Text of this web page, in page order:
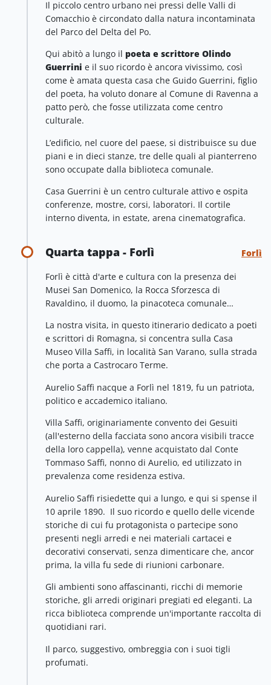
Il piccolo centro urbano nei pressi delle Valli di
Comacchio è circondato dalla natura incontaminata
del Parco del Delta del Po.
Qui abitò a lungo il poeta e scrittore Olindo
Guerrini e il suo ricordo è ancora vivissimo, così
come è amata questa casa che Guido Guerrini, figlio
del poeta, ha voluto donare al Comune di Ravenna a
patto però, che fosse utilizzata come centro
culturale.
L’edificio, nel cuore del paese, si distribuisce su due
piani e in dieci stanze, tre delle quali al pianterreno
sono occupate dalla biblioteca comunale.
Casa Guerrini è un centro culturale attivo e ospita
conferenze, mostre, corsi, laboratori. Il cortile
interno diventa, in estate, arena cinematografica.
Quarta tappa - Forlì Forlì
Forlì è città d'arte e cultura con la presenza dei
Musei San Domenico, la Rocca Sforzesca di
Ravaldino, il duomo, la pinacoteca comunale…
La nostra visita, in questo itinerario dedicato a poeti
e scrittori di Romagna, si concentra sulla Casa
Museo Villa Saffi, in località San Varano, sulla strada
che porta a Castrocaro Terme.
Aurelio Saffi nacque a Forlì nel 1819, fu un patriota,
politico e accademico italiano.
Villa Saffi, originariamente convento dei Gesuiti
(all'esterno della facciata sono ancora visibili tracce
della loro cappella), venne acquistato dal Conte
Tommaso Saffi, nonno di Aurelio, ed utilizzato in
prevalenza come residenza estiva.
Aurelio Saffi risiedette qui a lungo, e qui si spense il
10 aprile 1890. Il suo ricordo e quello delle vicende
storiche di cui fu protagonista o partecipe sono
presenti negli arredi e nei materiali cartacei e
decorativi conservati, senza dimenticare che, ancor
prima, la villa fu sede di riunioni carbonare.
Gli ambienti sono affascinanti, ricchi di memorie
storiche, gli arredi originari pregiati ed eleganti. La
ricca biblioteca comprende un'importante raccolta di
quotidiani rari.
Il parco, suggestivo, ombreggia con i suoi tigli
profumati.